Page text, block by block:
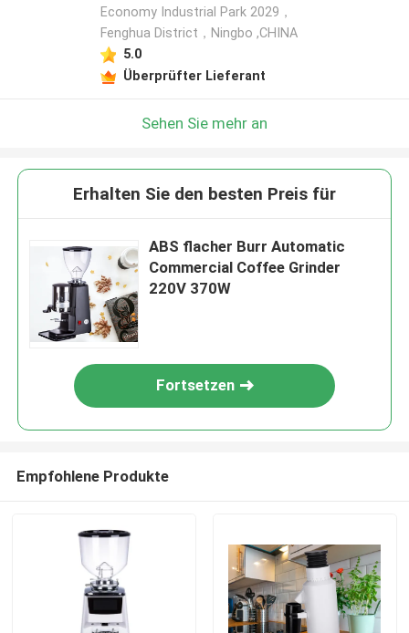
Economy Industrial Park 2029，
Fenghua District，Ningbo ,CHINA
5.0
Überprüfter Lieferant
Sehen Sie mehr an
Erhalten Sie den besten Preis für
ABS flacher Burr Automatic
Commercial Coffee Grinder
220V 370W
Fortsetzen
Empfohlene Produkte